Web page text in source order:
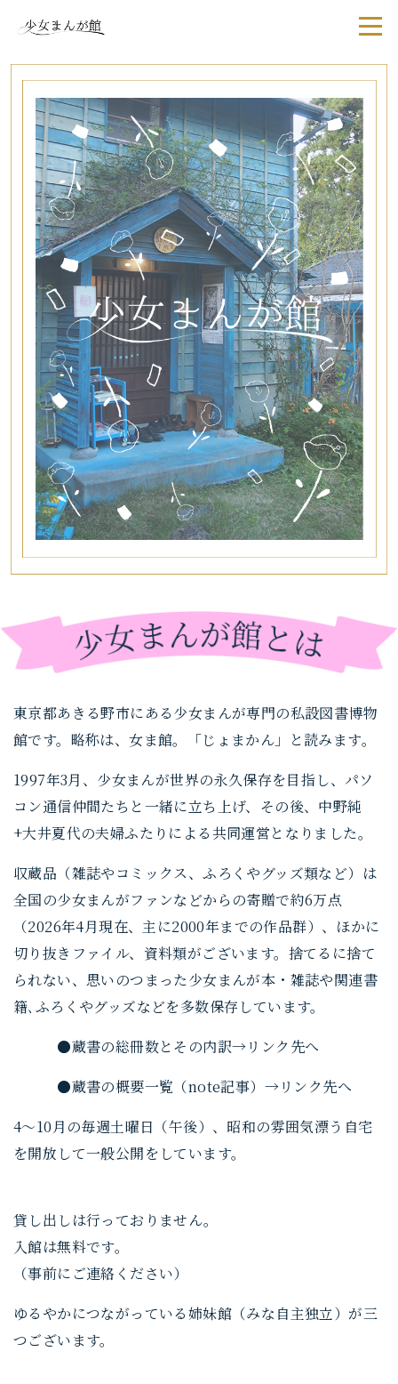
東京都あきる野市にある少女まんが専門の私設図書博物
館です。略称は、女ま館。「じょまかん」と読みます。
1997年3月、少女まんが世界の永久保存を目指し、パソ
コン通信仲間たちと一緒に立ち上げ、その後、中野純
+大井夏代の夫婦ふたりによる共同運営となりました。
収蔵品（雑誌やコミックス、ふろくやグッズ類など）は
全国の少女まんがファンなどからの寄贈で約6万点
（2026年4月現在、主に2000年までの作品群）、ほかに
切り抜きファイル、資料類がございます。捨てるに捨て
られない、思いのつまった少女まんが本・雑誌や関連書
籍､ふろくやグッズなどを多数保存しています。
●蔵書の総冊数とその内訳→リンク先へ
●蔵書の概要一覧（note記事）→リンク先へ
4〜10月の毎週土曜日（午後）、昭和の雰囲気漂う自宅
を開放して一般公開をしています。
貸し出しは行っておりません。
入館は無料です。
（事前にご連絡ください）
ゆるやかにつながっている姉妹館（みな自主独立）が三
つございます。